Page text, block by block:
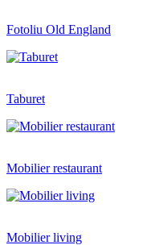
Fotoliu Old England
Taburet
Mobilier restaurant
Mobilier living